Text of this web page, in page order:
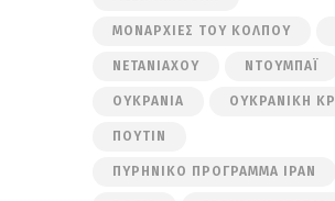
ΜΟΝΑΡΧΊΕΣ ΤΟΥ ΚΌΛΠΟΥ
ΝΕΤΑΝΙΆΧΟΥ ΝΤΟΥΜΠΆΙ
ΟΥΚΡΑΝΊΑ ΟΥΚΡΑΝΙΚΉ
ΠΟΎΤΙΝ
ΠΥΡΗΝΙΚΌ ΠΡΌΓΡΑΜΜΑ ΙΡΆΝ